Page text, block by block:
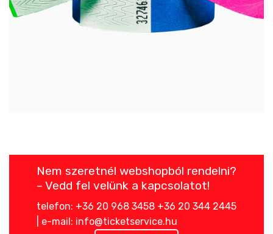
Nem szeretnél webshopból rendelni?
– Vedd fel velünk a kapcsolatot!
telefon: +36 20 968 3458 +36 20 344 2445
| e-mail: info@ticketservice.hu